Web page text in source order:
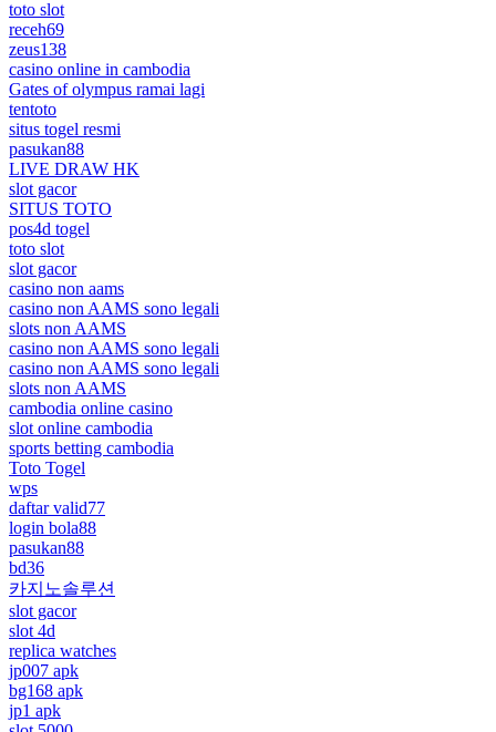
toto slot
receh69
zeus138
casino online in cambodia
Gates of olympus ramai lagi
tentoto
situs togel resmi
pasukan88
LIVE DRAW HK
slot gacor
SITUS TOTO
pos4d togel
toto slot
slot gacor
casino non aams
casino non AAMS sono legali
slots non AAMS
casino non AAMS sono legali
casino non AAMS sono legali
slots non AAMS
cambodia online casino
slot online cambodia
sports betting cambodia
Toto Togel
wps
daftar valid77
login bola88
pasukan88
bd36
카지노솔루션
slot gacor
slot 4d
replica watches
jp007 apk
bg168 apk
jp1 apk